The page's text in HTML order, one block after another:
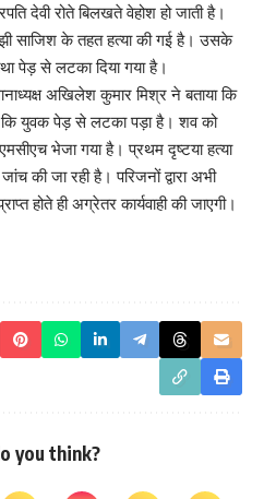
देवी रोते बिलखते वेहोश हो जाती है।
साजिश के तहत हत्या की गई है। उसके
पेड़ से लटका दिया गया है।
अखिलेश कुमार मिश्र ने बताया कि
युवक पेड़ से लटका पड़ा है। शव को
भेजा गया है। प्रथम दृष्टया हत्या
की जा रही है। परिजनों द्वारा अभी
होते ही अग्रेतर कार्यवाही की जाएगी।
you think?